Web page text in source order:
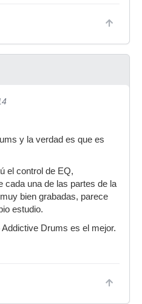
y la verdad es que es
el control de EQ,
cada una de las partes de la
bien grabadas, parece
estudio.
Drums es el mejor.